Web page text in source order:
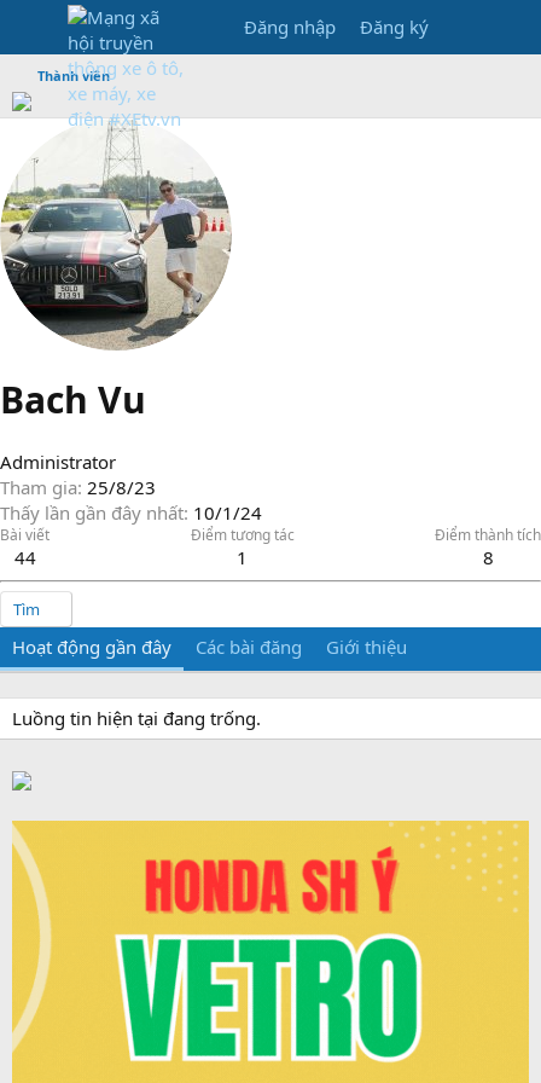
Đăng nhập Đăng ký
Thành viên
Bach Vu
Administrator
Tham gia 25/8/23
Thấy lần gần đây nhất 10/1/24
Bài viết
44
Điểm tương tác
1
Điểm thành tích
8
Tìm
Hoạt động gần đây Các bài đăng Giới thiệu
Luồng tin hiện tại đang trống.